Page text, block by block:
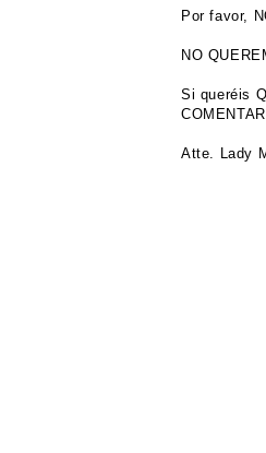
Por favor,
NO
Si queréis
Atte. Lady